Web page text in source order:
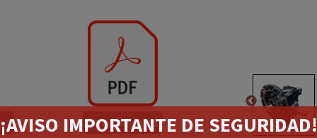
IMPORTANTE DE
Dimensiones